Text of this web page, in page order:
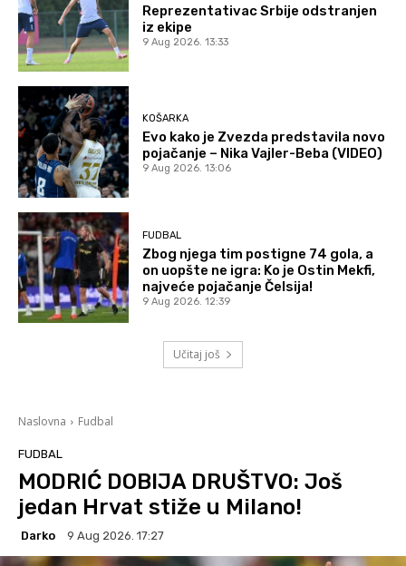
Reprezentativac Srbije odstranjen
iz ekipe
9 Aug 2026. 13:33
KOŠARKA
Evo kako je Zvezda predstavila novo
pojačanje – Nika Vajler-Beba (VIDEO)
9 Aug 2026. 13:06
FUDBAL
Zbog njega tim postigne 74 gola, a
on uopšte ne igra: Ko je Ostin Mekfi,
najveće pojačanje Čelsija!
9 Aug 2026. 12:39
Učitaj još